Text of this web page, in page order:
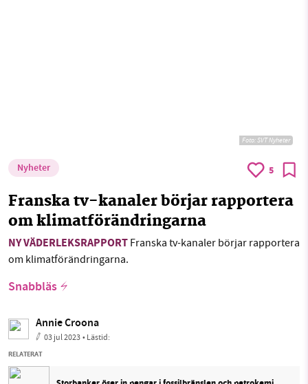
Foto:SVT Nyheter
Nyheter 5
Franska tv-kanaler börjar rapportera
om klimatförändringarna
NY VÄDERLEKSRAPPORT Franska tv-kanaler börjar rapportera
om klimatförändringarna.
Snabbläs
Annie Croona
03 jul 2023• Lästid:
RELATERAT